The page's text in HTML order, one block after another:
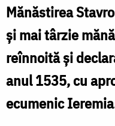
Pelerinajul
părintelui
Cleopa
Mănăstirea
şi mai târzie
reînnoită şi
anul 1535, cu
ecumenic